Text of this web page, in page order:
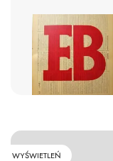
WYŚWIETLEŃ